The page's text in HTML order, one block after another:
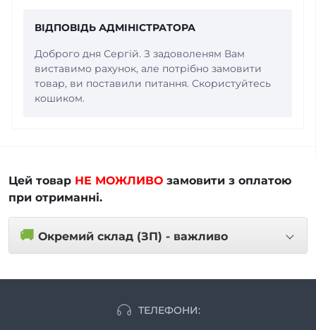
ВІДПОВІДЬ АДМІНІСТРАТОРА
Доброго дня Сергій. З задоволеням Вам
виставимо рахунок, але потрібно замовити
товар, ви поставили питання. Скористуйтесь
кошиком.
Цей товар НЕ МОЖЛИВО замовити з оплатою
при отриманні.
🚚 Окремий склад (ЗП) - важливо
ТЕЛЕФОНИ: